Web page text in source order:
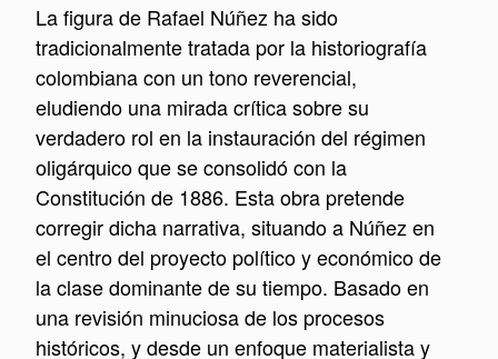
La figura de Rafael Núñez ha sido
tradicionalmente tratada por la historiografía
colombiana con un tono reverencial,
eludiendo una mirada crítica sobre su
verdadero rol en la instauración del régimen
oligárquico que se consolidó con la
Constitución de 1886. Esta obra pretende
corregir dicha narrativa, situando a Núñez en
el centro del proyecto político y económico de
la clase dominante de su tiempo. Basado en
una revisión minuciosa de los procesos
históricos, y desde un enfoque materialista y